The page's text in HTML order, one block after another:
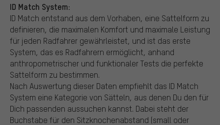
ID Match System:
ID Match entstand aus dem Vorhaben, eine Sattelform zu
definieren, die maximalen Komfort und maximale Leistung
für jeden Radfahrer gewährleistet, und ist das erste
System, das es Radfahrern ermöglicht, anhand
anthropometrischer und funktionaler Tests die perfekte
Sattelform zu bestimmen.
Nach Auswertung dieser Daten empfiehlt das ID Match
System eine Kategorie von Sätteln, aus denen Du den für
Dich passenden aussuchen kannst. Dabei steht der
Buchstabe für den Sitzknochenabstand (small oder